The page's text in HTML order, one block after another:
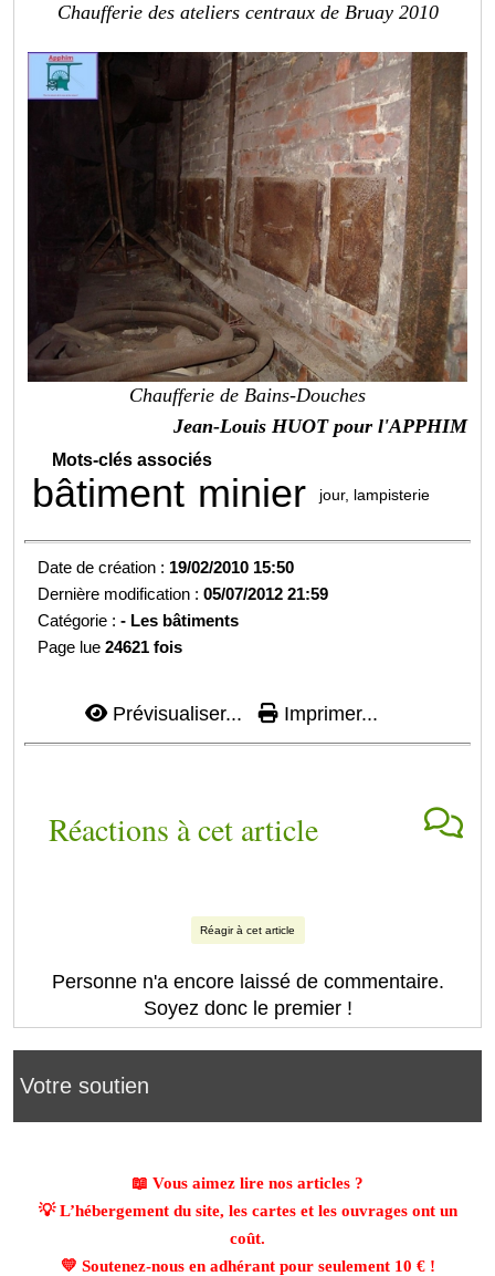
Votre soutien
📖 Vous aimez lire nos articles ?
💡 L’hébergement du site, les cartes et les ouvrages ont un
coût.
💛 Soutenez-nous en adhérant pour seulement 10 €!
Chaufferie des ateliers centraux de Bruay 2010
Chaufferie de Bains-Douches
Jean-Louis HUOT pour l'APPHIM
Mots-clés associés
bâtiment minier jour, lampisterie
Date de création : 19/02/2010 15:50
Dernière modification :05/07/2012 21:59
Catégorie :- Les bâtiments
Page lue24621 fois
Prévisualiser... Imprimer...
Réactions à cet article
Réagir à cet article
Personne n'a encore laissé de commentaire.
Soyez donc le premier !